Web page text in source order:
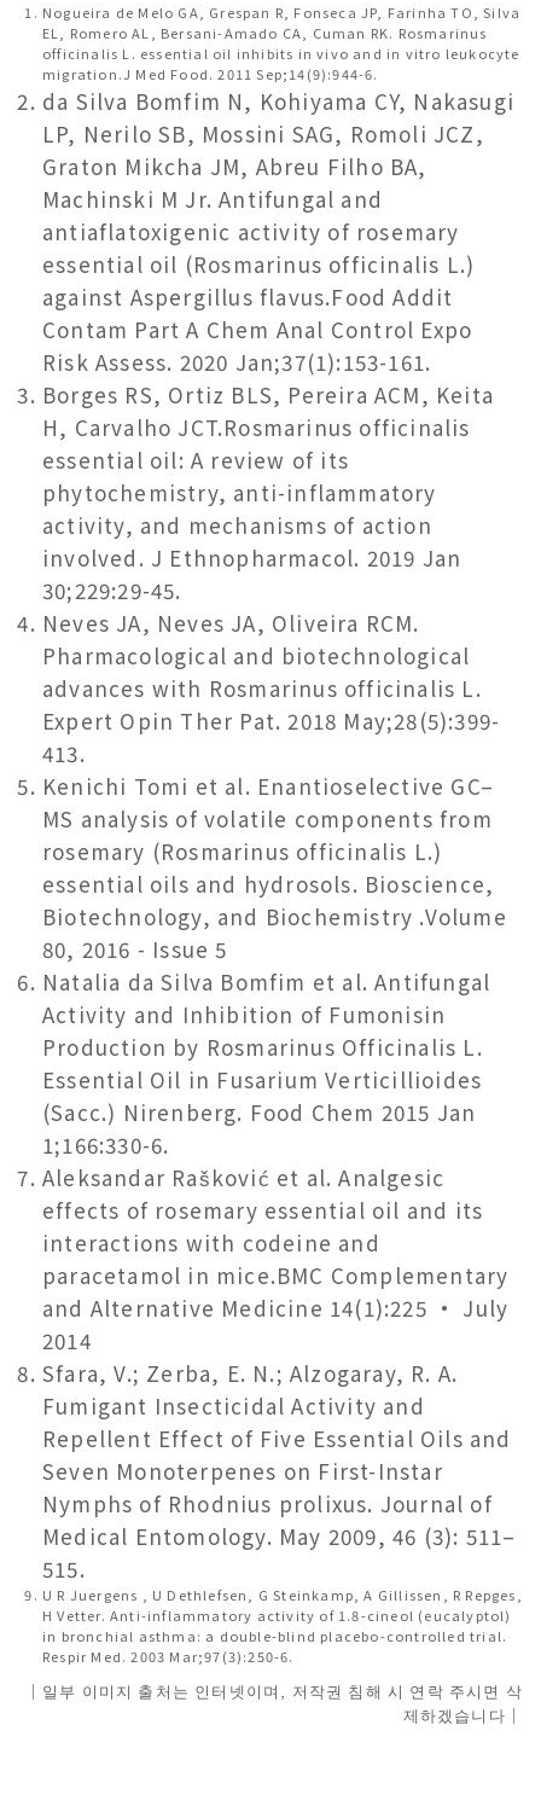
Nogueira de Melo GA, Grespan R, Fonseca JP, Farinha TO, Silva
EL, Romero AL, Bersani-Amado CA, Cuman RK. Rosmarinus
officinalis L. essential oil inhibits in vivo and in vitro leukocyte
migration.J Med Food. 2011 Sep;14(9):944-6.
da Silva Bomfim N, Kohiyama CY, Nakasugi
LP, Nerilo SB, Mossini SAG, Romoli JCZ,
Graton Mikcha JM, Abreu Filho BA,
Machinski M Jr. Antifungal and
antiaflatoxigenic activity of rosemary
essential oil (Rosmarinus officinalis L.)
against Aspergillus flavus.Food Addit
Contam Part A Chem Anal Control Expo
Risk Assess. 2020 Jan;37(1):153-161.
Borges RS, Ortiz BLS, Pereira ACM, Keita
H, Carvalho JCT.Rosmarinus officinalis
essential oil: A review of its
phytochemistry, anti-inflammatory
activity, and mechanisms of action
involved. J Ethnopharmacol. 2019 Jan
30;229:29-45.
Neves JA, Neves JA, Oliveira RCM.
Pharmacological and biotechnological
advances with Rosmarinus officinalis L.
Expert Opin Ther Pat. 2018 May;28(5):399-
413.
Kenichi Tomi et al. Enantioselective GC–
MS analysis of volatile components from
rosemary (Rosmarinus officinalis L.)
essential oils and hydrosols. Bioscience,
Biotechnology, and Biochemistry .Volume
80, 2016 - Issue 5
Natalia da Silva Bomfim et al. Antifungal
Activity and Inhibition of Fumonisin
Production by Rosmarinus Officinalis L.
Essential Oil in Fusarium Verticillioides
(Sacc.) Nirenberg. Food Chem 2015 Jan
1;166:330-6.
Aleksandar Rašković et al. Analgesic
effects of rosemary essential oil and its
interactions with codeine and
paracetamol in mice.BMC Complementary
and Alternative Medicine 14(1):225 · July
2014
Sfara, V.; Zerba, E. N.; Alzogaray, R. A.
Fumigant Insecticidal Activity and
Repellent Effect of Five Essential Oils and
Seven Monoterpenes on First-Instar
Nymphs of Rhodnius prolixus. Journal of
Medical Entomology. May 2009, 46 (3): 511–
515.
U R Juergens , U Dethlefsen, G Steinkamp, A Gillissen, R Repges,
H Vetter. Anti-inflammatory activity of 1.8-cineol (eucalyptol)
in bronchial asthma: a double-blind placebo-controlled trial.
Respir Med. 2003 Mar;97(3):250-6.
｜일부 이미지 출처는 인터넷이며, 저작권 침해 시 연락 주시면 삭
제하겠습니다｜